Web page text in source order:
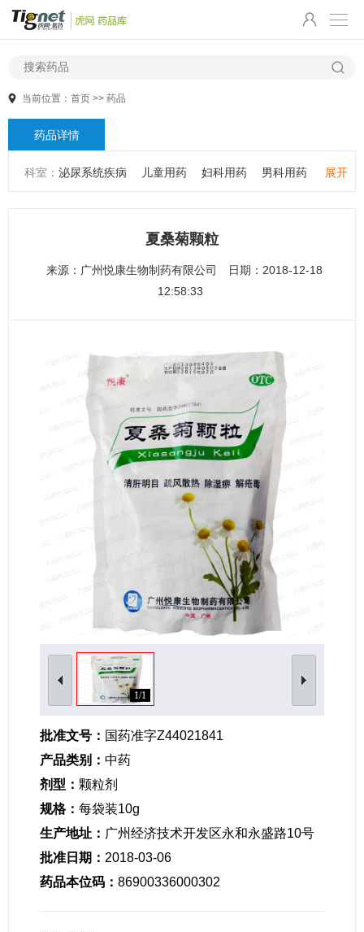
当前位置： 首页 >> 药品
药品详情
展开
科室： 泌尿系统疾病 儿童用药 妇科用药 男科用药
心血管系统疾病 精神心理疾病
性传播疾病
女性生殖及妊娠疾病 眼疾病
夏桑菊颗粒
来源： 广州悦康生物制药有限公司
日期：2018-12-18
12:58:33
1/1
批准文号： 国药准字Z44021841
产品类别： 中药
剂型： 颗粒剂
规格： 每袋装10g
生产地址： 广州经济技术开发区永和永盛路10号
批准日期： 2018-03-06
药品本位码： 86900336000302